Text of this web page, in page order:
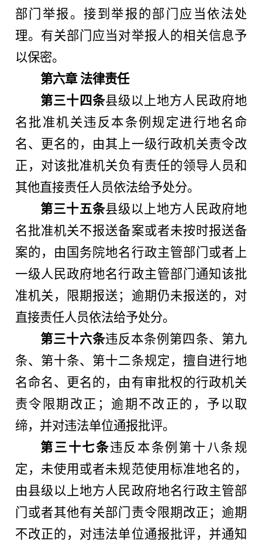
部门举报。接到举报的部门应当依法处
理。有关部门应当对举报人的相关信息予
以保密。
第六章 法律责任
第三十四条县级以上地方人民政府地
名批准机关违反本条例规定进行地名命
名、更名的，由其上一级行政机关责令改
正，对该批准机关负有责任的领导人员和
其他直接责任人员依法给予处分。
第三十五条县级以上地方人民政府地
名批准机关不报送备案或者未按时报送备
案的，由国务院地名行政主管部门或者上
一级人民政府地名行政主管部门通知该批
准机关，限期报送；逾期仍未报送的，对
直接责任人员依法给予处分。
第三十六条违反本条例第四条、第九
条、第十条、第十二条规定，擅自进行地
名命名、更名的，由有审批权的行政机关
责令限期改正；逾期不改正的，予以取
缔，并对违法单位通报批评。
第三十七条违反本条例第十八条规
定，未使用或者未规范使用标准地名的，
由县级以上地方人民政府地名行政主管部
门或者其他有关部门责令限期改正；逾期
不改正的，对违法单位通报批评，并通知